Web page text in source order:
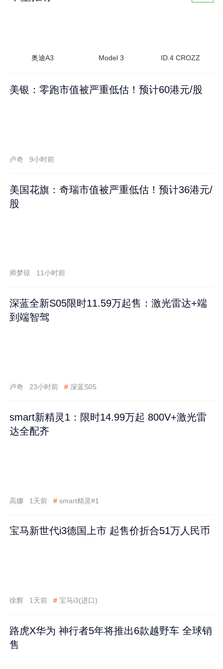
奥迪A3 Model 3 ID.4 CROZZ
美银：零跑市值被严重低估！预计60港元/股
卢奇 9小时前
美国花旗：奇瑞市值被严重低估！预计36港元/
股
师梦琼 11小时前
深蓝全新S05限时11.59万起售：激光雷达+端
到端智驾
卢奇 23小时前 # 深蓝S05
smart新精灵1：限时14.99万起 800V+激光雷
达全配齐
高娜 1天前 # smart精灵#1
宝马新世代i3德国上市 起售价折合51万人民币
徐辉 1天前 # 宝马i3(进口)
路虎X华为 神行者5年将推出6款越野车 全球销
售